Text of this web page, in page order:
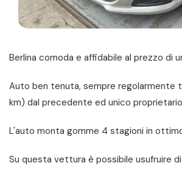
Berlina comoda e affidabile al prezzo di
Auto ben tenuta, sempre regolarmente
km) dal precedente ed unico
L'auto monta gomme 4 stagioni in
Su questa vettura è possibile usufruire